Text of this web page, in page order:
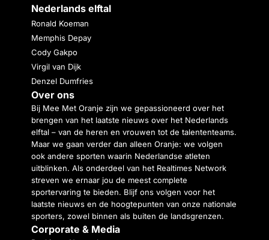
Nederlands elftal
Ronald Koeman
Memphis Depay
Cody Gakpo
Virgil van Dijk
Denzel Dumfries
Over ons
Bij Mee Met Oranje zijn we gepassioneerd over het
brengen van het laatste nieuws over het Nederlands
elftal – van de heren en vrouwen tot de talententeams.
Maar we gaan verder dan alleen Oranje: we volgen
ook andere sporten waarin Nederlandse atleten
uitblinken. Als onderdeel van het Realtimes Network
streven we ernaar jou de meest complete
sportervaring te bieden. Blijf ons volgen voor het
laatste nieuws en de hoogtepunten van onze nationale
sporters, zowel binnen als buiten de landsgrenzen.
Corporate & Media